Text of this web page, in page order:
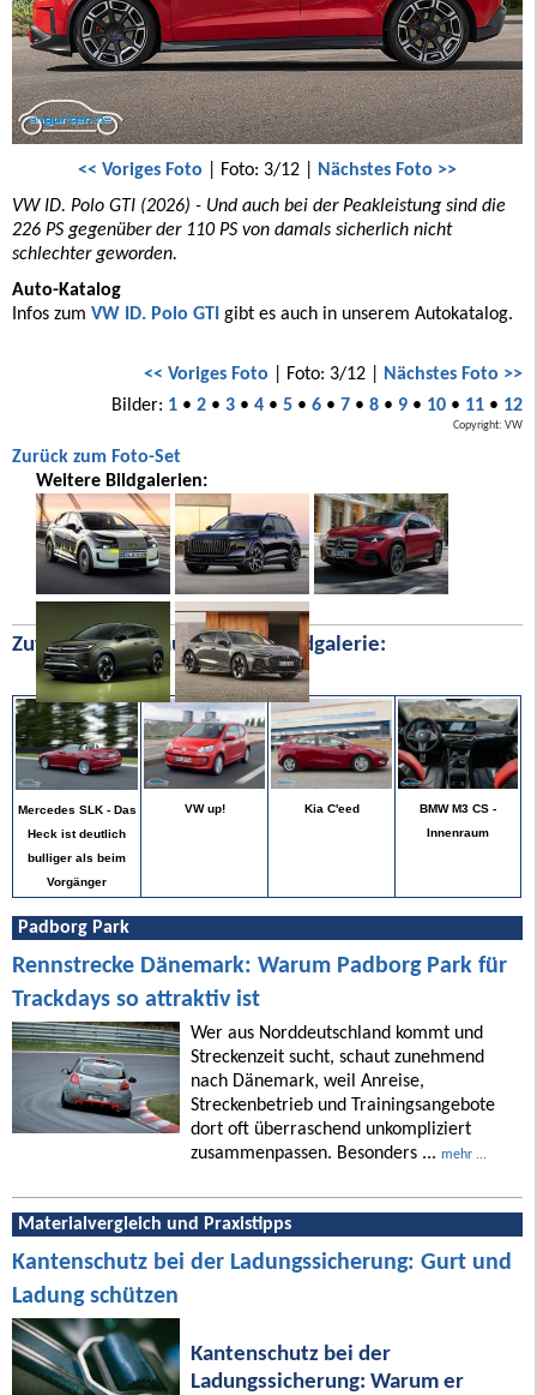
<< Voriges Foto | Foto: 3/12 | Nächstes Foto >>
VW ID. Polo GTI (2026) - Und auch bei der Peakleistung sind die
226 PS gegenüber der 110 PS von damals sicherlich nicht
schlechter geworden.
Auto-Katalog
Infos zum VW ID. Polo GTI gibt es auch in unserem Autokatalog.
<< Voriges Foto | Foto: 3/12 | Nächstes Foto >>
Bilder: 1• 2• 3• 4• 5• 6• 7• 8• 9• 10• 11• 12
Copyright: VW
Zurück zum Foto-Set
Weitere Bildgalerien:
Zufällige Bilder aus unserer Bildgalerie:
Mercedes SLK - Das
Heck ist deutlich
bulliger als beim
Vorgänger
VW up! Kia C'eed
BMW M3 CS -
Innenraum
Padborg Park
Rennstrecke Dänemark: Warum Padborg Park für
Trackdays so attraktiv ist
Wer aus Norddeutschland kommt und
Streckenzeit sucht, schaut zunehmend
nach Dänemark, weil Anreise,
Streckenbetrieb und Trainingsangebote
dort oft überraschend unkompliziert
zusammenpassen. Besonders ... mehr ...
Materialvergleich und Praxistipps
Kantenschutz bei der Ladungssicherung: Gurt und
Ladung schützen
Kantenschutz bei der
Ladungssicherung: Warum er